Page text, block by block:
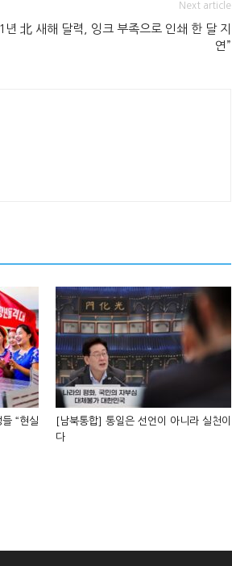
Next article
년 北 새해 달력, 잉크 부족으로 인쇄 한 달 지
연”
“현실
[남북통합] 통일은 선언이 아니라 실천이
다